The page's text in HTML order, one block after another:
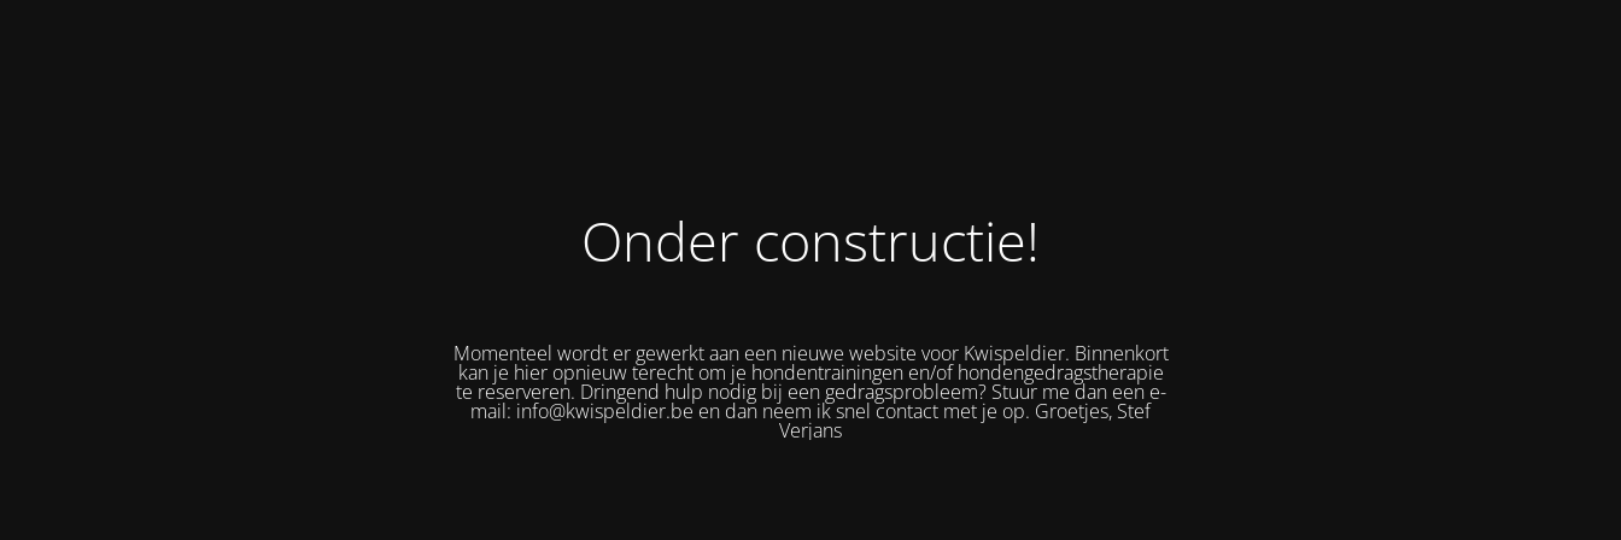
Onder constructie!
Momenteel wordt er gewerkt aan een nieuwe website voor Kwispeldier. Binnenkort
kan je hier opnieuw terecht om je hondentrainingen en/of hondengedragstherapie
te reserveren. Dringend hulp nodig bij een gedragsprobleem? Stuur me dan een e-
mail: info@kwispeldier.be en dan neem ik snel contact met je op. Groetjes, Stef
Verjans